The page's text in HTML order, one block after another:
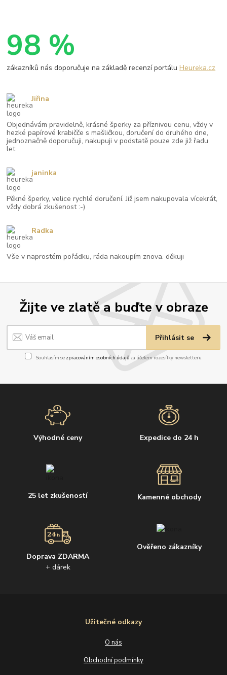
Žijte ve zlatě a buďte v obraze
Přihlásit se
Souhlasím se zpracováním osobních údajůza účelem rozesílky newsletteru.
Výhodné ceny Expedice do 24 h
25 let zkušeností Kamenné obchody
Doprava ZDARMA
+ dárek
Ověřeno zákazníky
Užitečné odkazy
O nás
Obchodní podmínky
98 %
zákazníků nás doporučuje na základě recenzí portáluHeureka.cz
Objednávám pravidelně, krásné šperky za příznivou cenu, vždy v
hezké papírové krabičče s mašličkou, doručení do druhého dne,
jednoznačně doporučuji, nakupuji v podstatě pouze zde již řadu
let.
Jiřina
Pěkné šperky, velice rychlé doručení. Již jsem nakupovala vícekrát,
vždy dobrá zkušenost :-)
janinka
Vše v naprostém pořádku, ráda nakoupím znova. děkuji
Radka